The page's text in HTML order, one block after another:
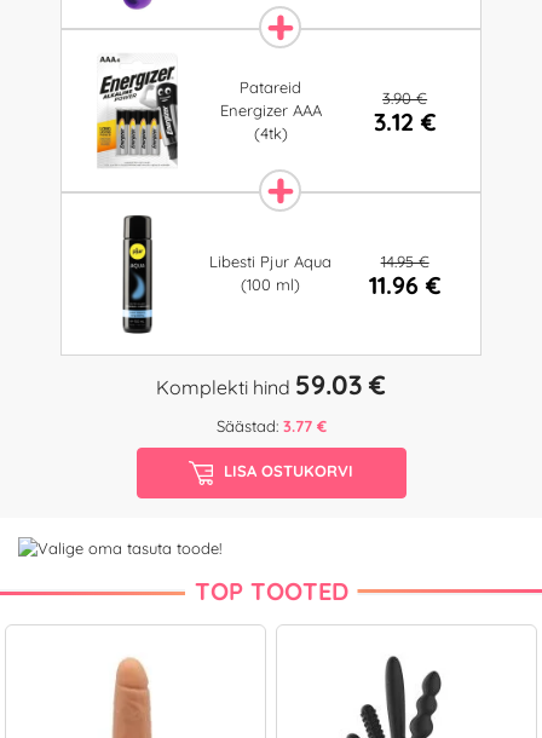
Patareid
Energizer AAA
(4tk)
3.90 €
3.12 €
Libesti Pjur Aqua
(100 ml)
14.95 €
11.96 €
Komplekti hind 59.03 €
Säästad: 3.77 €
LISA OSTUKORVI
TOP TOOTED